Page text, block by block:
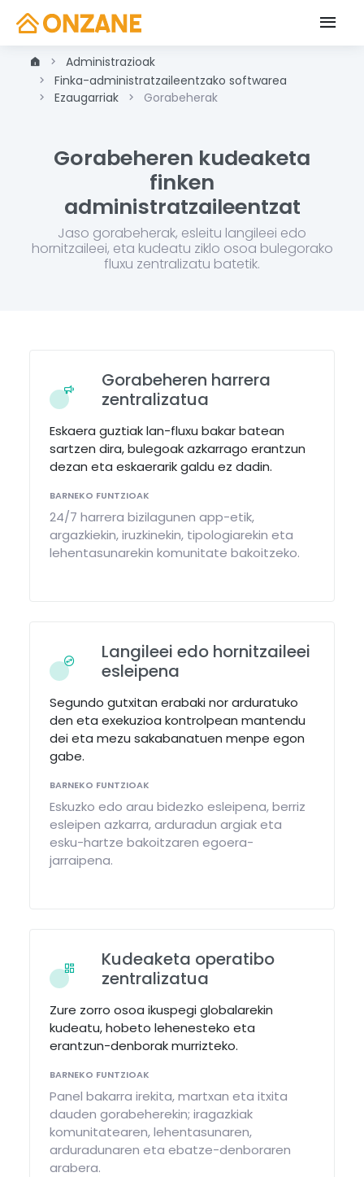
Administrazioak
Finka-administratzaileentzako softwarea
Ezaugarriak
Gorabeherak
Gorabeheren kudeaketa
finken
administratzaileentzat
Jaso gorabeherak, esleitu langileei edo
hornitzaileei, eta kudeatu ziklo osoa bulegorako
fluxu zentralizatu batetik.
Gorabeheren harrera
zentralizatua
Eskaera guztiak lan-fluxu bakar batean
sartzen dira, bulegoak azkarrago erantzun
dezan eta eskaerarik galdu ez dadin.
BARNEKO FUNTZIOAK
24/7 harrera bizilagunen app-etik,
argazkiekin, iruzkinekin, tipologiarekin eta
lehentasunarekin komunitate bakoitzeko.
Langileei edo hornitzaileei
esleipena
Segundo gutxitan erabaki nor arduratuko
den eta exekuzioa kontrolpean mantendu
dei eta mezu sakabanatuen menpe egon
gabe.
BARNEKO FUNTZIOAK
Eskuzko edo arau bidezko esleipena, berriz
esleipen azkarra, arduradun argiak eta
esku-hartze bakoitzaren egoera-
jarraipena.
Kudeaketa operatibo
zentralizatua
Zure zorro osoa ikuspegi globalarekin
kudeatu, hobeto lehenesteko eta
erantzun-denborak murrizteko.
BARNEKO FUNTZIOAK
Panel bakarra irekita, martxan eta itxita
dauden gorabeherekin; iragazkiak
komunitatearen, lehentasunaren,
arduradunaren eta ebatze-denboraren
arabera.